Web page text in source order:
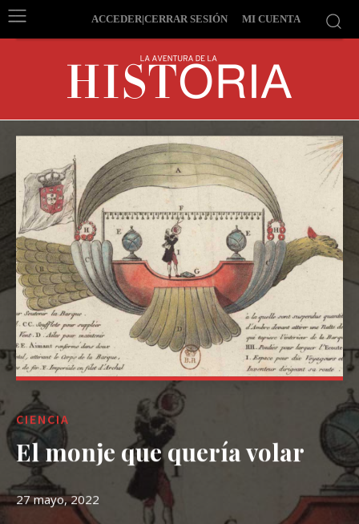
ACCEDER|CERRAR SESIÓN MI CUENTA
CIENCIA
El monje que quería volar
27 mayo, 2022